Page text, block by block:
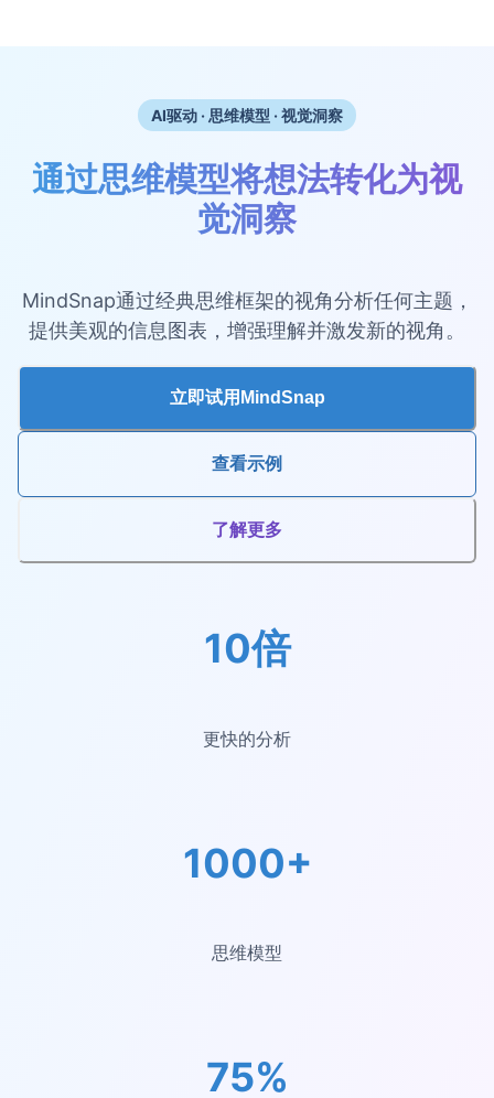
AI驱动 · 思维模型 · 视觉洞察
通过思维模型将想法转化为视
觉洞察
MindSnap通过经典思维框架的视角分析任何主题，
提供美观的信息图表，增强理解并激发新的视角。
立即试用MindSnap
查看示例
了解更多
10倍
更快的分析
1000+
思维模型
75%